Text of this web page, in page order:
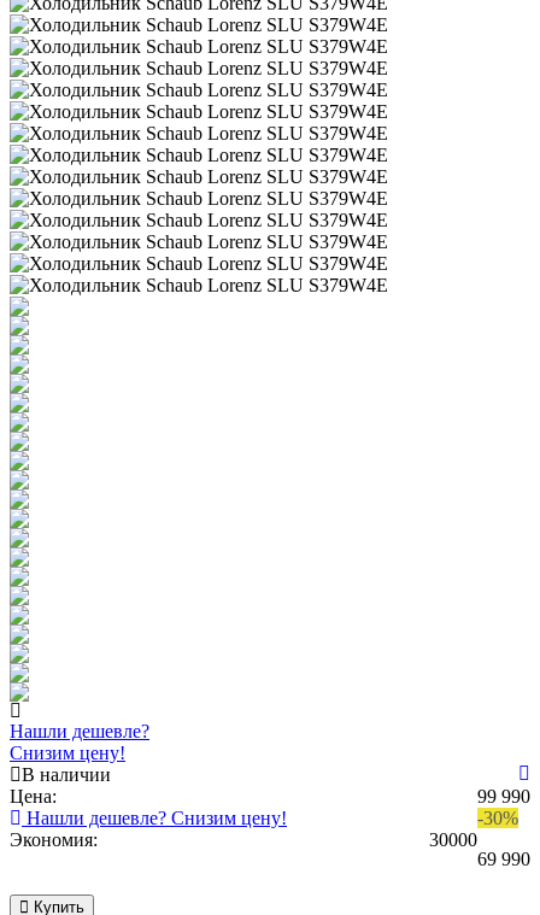
Нашли дешевле?
Снизим цену!
В наличии
Цена:
99 990
-30%
69 990
Нашли дешевле? Снизим цену!
Экономия:
30000
Купить